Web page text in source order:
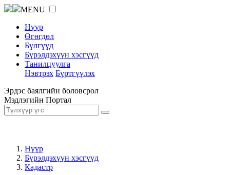
MENU
Нүүр
Өгөгдөл
Бүлгүүд
Бүрэлдэхүүн хэсгүүд
Танилцуулга
Нэвтрэх Бүртгүүлэх
Эрдэс баялгийн боловсрол
Мэдлэгийн Портал
Нүүр
Бүрэлдэхүүн хэсгүүд
Кадастр